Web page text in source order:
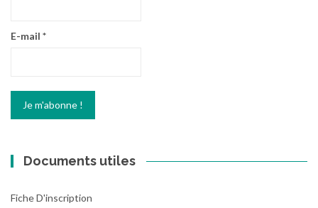
E-mail *
Documents utiles
Fiche D'inscription